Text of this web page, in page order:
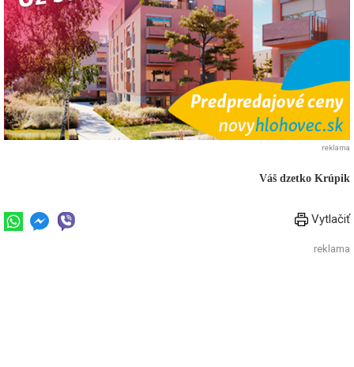
reklama
Váš dzetko Krúpik
Vytlačiť
reklama